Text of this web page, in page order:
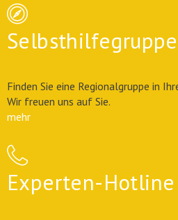
Finden Sie eine Regionalgruppe in
Wir freuen uns auf Sie.
mehr
Experten-Hotline